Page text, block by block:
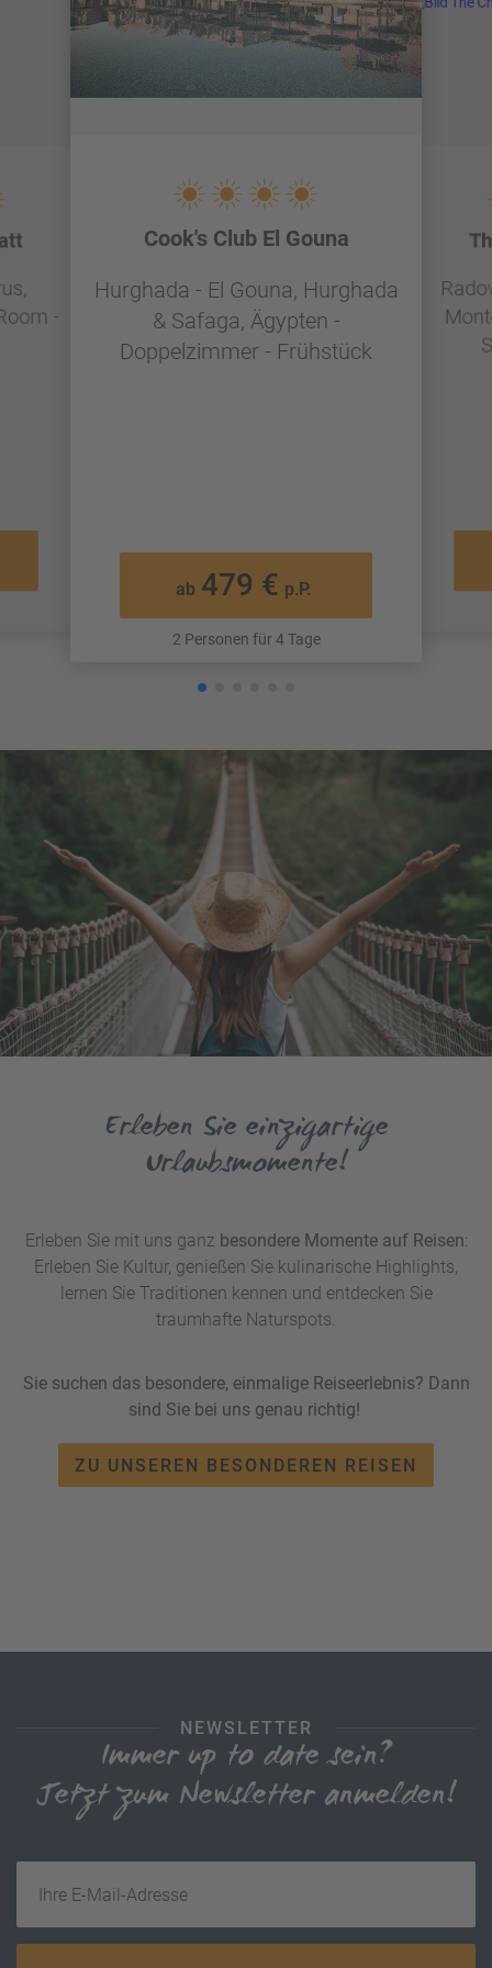
-
Cook's Club El Gouna
Hurghada - El Gouna, Hurghada
& Safaga, Ägypten -
Doppelzimmer - Frühstück
ab 479 € p.P.
2 Personen für 4 Tage
Erleben Sie einzigartige
Urlaubsmomente!
Erleben Sie mit uns ganz besondere Momente auf Reisen:
Erleben Sie Kultur, genießen Sie kulinarische Highlights,
lernen Sie Traditionen kennen und entdecken Sie
traumhafte Naturspots.
Sie suchen das besondere, einmalige Reiseerlebnis? Dann
sind Sie bei uns genau richtig!
ZU UNSEREN BESONDEREN REISEN
NEWSLETTER
Immer up to date sein?
Jetzt zum Newsletter anmelden!